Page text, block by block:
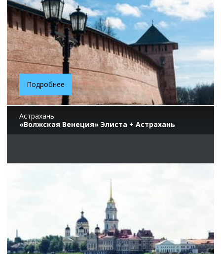
Подробнее
Астрахань
«Волжская Венеция» Элиста + Астрахань